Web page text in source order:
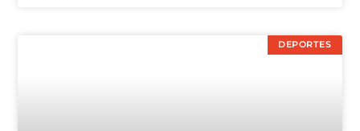
DEPORTES